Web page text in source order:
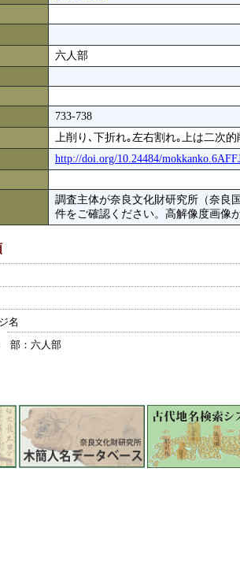
六人部
733-738
上削り､下折れ｡左右割れ｡上は二次
http://doi.org/10.24484/
調査主体が奈良文化財研究所（奈良
件をご確認ください。高解像度画像
名
部：六人部